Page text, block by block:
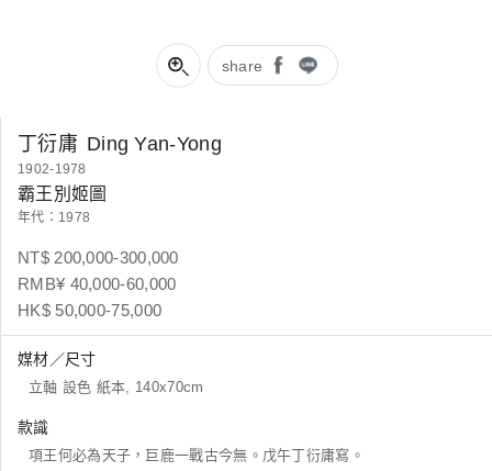
share
丁衍庸 Ding Yan-Yong
1902-1978
霸王別姬圖
年代：1978
NT$ 200,000-300,000
RMB¥ 40,000-60,000
HK$ 50,000-75,000
媒材／尺寸
立軸 設色 紙本, 140x70cm
款識
項王何必為天子，巨鹿一戰古今無。戊午丁衍庸寫。